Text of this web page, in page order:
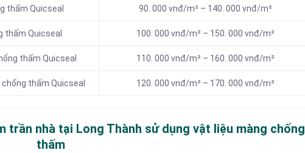
thấm Quicseal 90. 000 vnđ/m² – 140. 000 vnđ/m²
thấm Quicseal 100. 000 vnđ/m² – 150. 000 vnđ/m²
thấm Quicseal 110. 000 vnđ/m² – 160. 000 vnđ/m²
thấm Quicseal 120. 000 vnđ/m² – 170. 000 vnđ/m²
trần nhà tại Long Thành sử dụng vật liệu màng chống
thấm